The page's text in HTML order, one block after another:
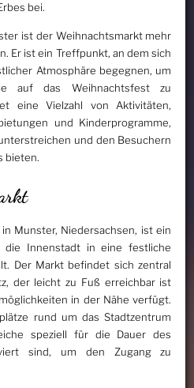
bei.
ist der Weihnachtsmarkt mehr
Er ist ein Treffpunkt, an dem sich
Atmosphäre begegnen, um
auf das Weihnachtsfest zu
eine Vielzahl von Aktivitäten,
und Kinderprogramme,
und den Besuchern
bieten.
Munster, Niedersachsen, ist ein
die Innenstadt in eine festliche
Der Markt befindet sich zentral
der leicht zu Fuß erreichbar ist
in der Nähe verfügt.
rund um das Stadtzentrum
speziell für die Dauer des
sind, um den Zugang zu